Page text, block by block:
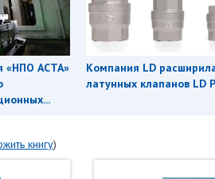
«НПО АСТА»
Компания LD
латунных клапанов LD
книгу)